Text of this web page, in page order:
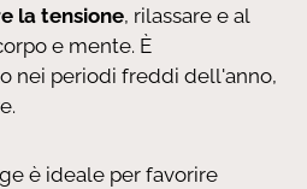
la tensione, rilassare e al
e mente. È
nei periodi freddi dell'anno,
è ideale per favorire